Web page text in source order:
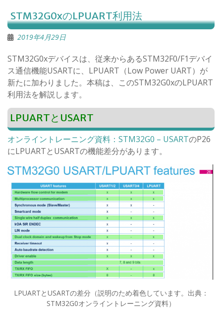
STM32G0xのLPUART利用法
2019年4月29日
STM32G0xデバイスは、従来からあるSTM32F0/F1デバイ
ス通信機能USARTに、LPUART（Low Power UART）が
新たに加わりました。本稿は、このSTM32G0xのLPUART
利用法を解説します。
LPUARTとUSART
オンライントレーニング資料：STM32G0 – USARTのP26
にLPUARTとUSARTの機能差分があります。
LPUARTとUSARTの差分（説明のため着色しています。出典：
STM32G0オンライントレーニング資料）